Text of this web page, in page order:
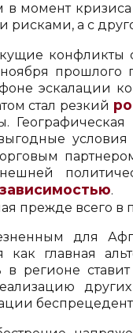
в момент
рисками, а с
конфликты
прошлого
эскалации
стал резкий
.
прежде всего в
для
как главная
в регионе
других